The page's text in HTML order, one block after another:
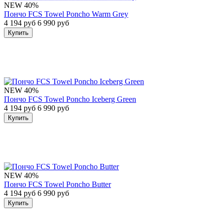
NEW 40%
Пончо FCS Towel Poncho Warm Grey
4 194 руб 6 990 руб
Купить
NEW 40%
Пончо FCS Towel Poncho Iceberg Green
4 194 руб 6 990 руб
Купить
NEW 40%
Пончо FCS Towel Poncho Butter
4 194 руб 6 990 руб
Купить